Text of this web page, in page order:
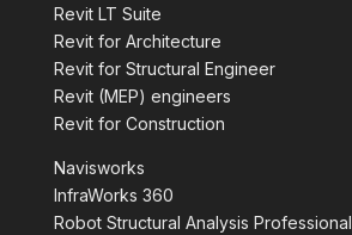
Revit LT Suite
Revit for Architecture
Revit for Structural Engineer
Revit (MEP) engineers
Revit for Construction
Navisworks
InfraWorks 360
Robot Structural Analysis Professional